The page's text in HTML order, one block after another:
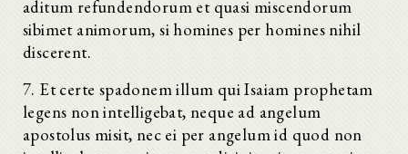
aditum refundendorum et quasi miscendorum
sibimet animorum, si homines per homines nihil
discerent.
7. Et certe spadonem illum qui Isaiam prophetam
legens non intelligebat, neque ad angelum
apostolus misit, nec ei per angelum id quod non